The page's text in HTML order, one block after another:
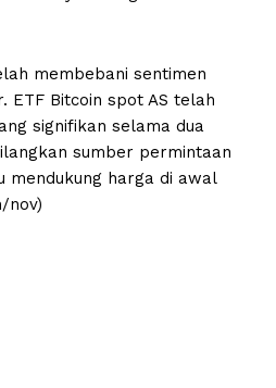
membebani sentimen
ETF Bitcoin spot AS telah
signifikan selama dua
sumber permintaan
mendukung harga di awal
nov)